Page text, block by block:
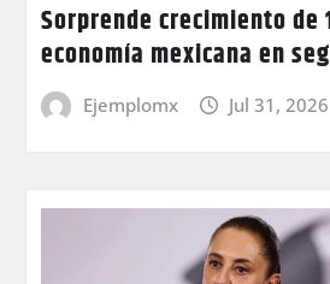
Sorprende crecimiento de
economía mexicana en
Ejemplomx Jul 31, 2026